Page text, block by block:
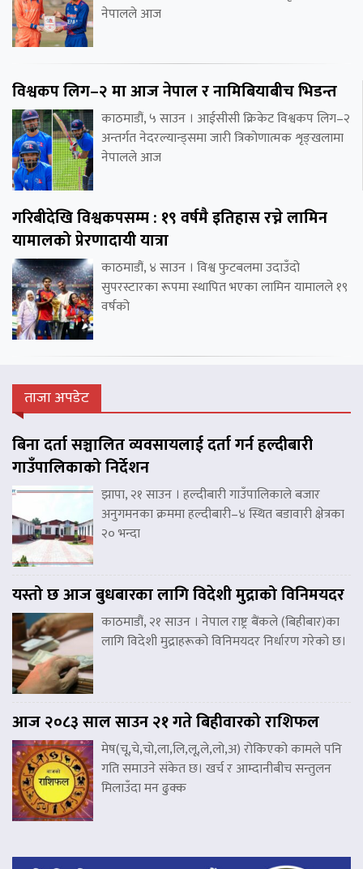
नेपालले आज
विश्वकप लिग–२ मा आज नेपाल र नामिबियाबीच भिडन्त
काठमाडौं, ५ साउन । आईसीसी क्रिकेट विश्वकप लिग–२
अन्तर्गत नेदरल्यान्ड्समा जारी त्रिकोणात्मक शृङ्खलामा
नेपालले आज
गरिबीदेखि विश्वकपसम्म : १९ वर्षमै इतिहास रच्ने लामिन
यामालको प्रेरणादायी यात्रा
काठमाडौं, ४ साउन । विश्व फुटबलमा उदाउँदो
सुपरस्टारका रूपमा स्थापित भएका लामिन यामालले १९
वर्षको
ताजा अपडेट
बिना दर्ता सञ्चालित व्यवसायलाई दर्ता गर्न हल्दीबारी
गाउँपालिकाको निर्देशन
झापा, २१ साउन । हल्दीबारी गाउँपालिकाले बजार
अनुगमनका क्रममा हल्दीबारी–४ स्थित बडावारी क्षेत्रका
२० भन्दा
यस्तो छ आज बुधबारका लागि विदेशी मुद्राको विनिमयदर
काठमाडौं, २१ साउन । नेपाल राष्ट्र बैंकले (बिहीबार)का
लागि विदेशी मुद्राहरूको विनिमयदर निर्धारण गरेको छ।
आज २०८३ साल साउन २१ गते बिहीवारको राशिफल
मेष(चू,चे,चो,ला,लि,लू,ले,लो,अ) रोकिएको कामले पनि
गति समाउने संकेत छ। खर्च र आम्दानीबीच सन्तुलन
मिलाउँदा मन ढुक्क